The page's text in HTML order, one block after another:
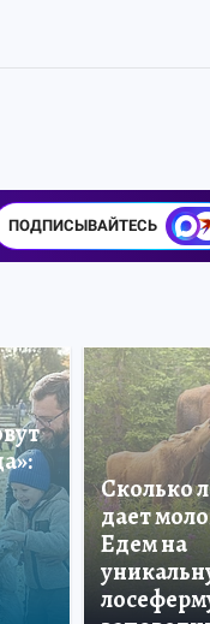
ПОДПИСЫВАЙТЕСЬ
Сколько
дает
Едем на